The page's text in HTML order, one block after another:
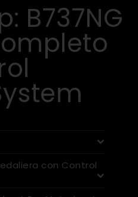
B737NG
con Control